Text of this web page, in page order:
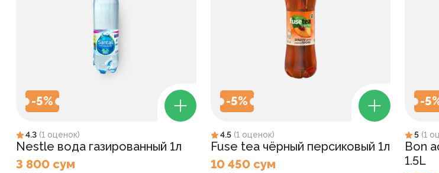
-5%
4.3 (1 оценок)
Nestle вода газированный 1л
3 800 сум
-5%
4.5 (1 оценок)
Fuse tea чёрный персиковый 1л
10 450 сум
-5
5 (1
Bon
1.5L